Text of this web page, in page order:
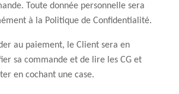
Toute donnée personnelle sera
à la Politique de Confidentialité.
au paiement, le Client sera en
sa commande et de lire les CG et
en cochant une case.